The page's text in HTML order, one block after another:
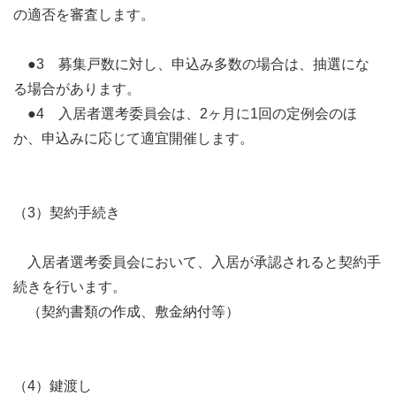
の適否を審査します。
●3 募集戸数に対し、申込み多数の場合は、抽選にな
る場合があります。
●4 入居者選考委員会は、2ヶ月に1回の定例会のほ
か、申込みに応じて適宜開催します。
（3）契約手続き
入居者選考委員会において、入居が承認されると契約手
続きを行います。
（契約書類の作成、敷金納付等）
（4）鍵渡し